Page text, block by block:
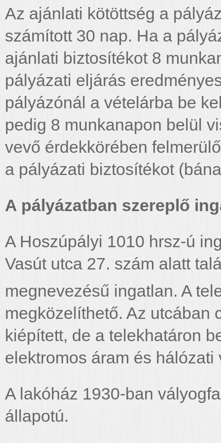
Az ajánlati kötöttség a
számított 30 nap. Ha a
ajánlati biztosítékot 8
pályázati eljárás
pályázónál a vételárba be
pedig 8 munkanapon belül
vevő érdekkörében
a pályázati biztosítékot
A pályázatban szereplő
A Hoszúpályi 1010 hrsz-ú
Vasút utca 27. szám alatt
megnevezésű ingatlan. A
megközelíthető. Az utcában
kiépített, de a telekhatáron
elektromos áram és
A lakóház 1930-ban
állapotú.